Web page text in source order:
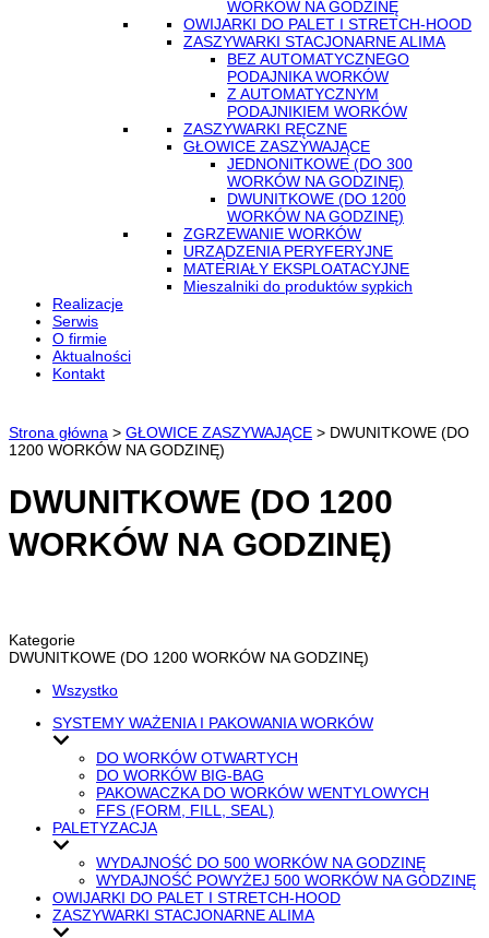
WORKÓW NA GODZINĘ
OWIJARKI DO PALET I STRETCH-HOOD
ZASZYWARKI STACJONARNE ALIMA
BEZ AUTOMATYCZNEGO
PODAJNIKA WORKÓW
Z AUTOMATYCZNYM
PODAJNIKIEM WORKÓW
ZASZYWARKI RĘCZNE
GŁOWICE ZASZYWAJĄCE
JEDNONITKOWE (DO 300
WORKÓW NA GODZINĘ)
DWUNITKOWE (DO 1200
WORKÓW NA GODZINĘ)
ZGRZEWANIE WORKÓW
URZĄDZENIA PERYFERYJNE
MATERIAŁY EKSPLOATACYJNE
Mieszalniki do produktów sypkich
Realizacje
Serwis
O firmie
Aktualności
Kontakt
Strona główna > GŁOWICE ZASZYWAJĄCE > DWUNITKOWE (DO
1200 WORKÓW NA GODZINĘ)
DWUNITKOWE (DO 1200
WORKÓW NA GODZINĘ)
Kategorie
DWUNITKOWE (DO 1200 WORKÓW NA GODZINĘ)
Wszystko
SYSTEMY WAŻENIA I PAKOWANIA WORKÓW
DO WORKÓW OTWARTYCH
DO WORKÓW BIG-BAG
PAKOWACZKA DO WORKÓW WENTYLOWYCH
FFS (FORM, FILL, SEAL)
PALETYZACJA
WYDAJNOŚĆ DO 500 WORKÓW NA GODZINĘ
WYDAJNOŚĆ POWYŻEJ 500 WORKÓW NA GODZINĘ
OWIJARKI DO PALET I STRETCH-HOOD
ZASZYWARKI STACJONARNE ALIMA